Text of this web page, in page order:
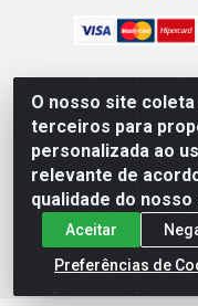
O nosso site
terceiros para
personalizada ao
relevante de
qualidade do
Aceitar
Preferências de
Mix Alimentos LTDA -
02, S/N - Plano